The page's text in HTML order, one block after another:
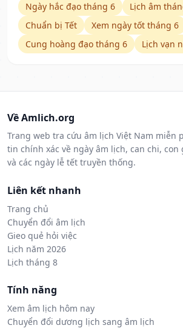
Ngày hắc đạo tháng 6
Lịch âm
Chuẩn bị Tết
Xem ngày tốt tháng 6
Cung hoàng đạo tháng 6
Lịch vạn
Về Amlich.org
Trang web tra cứu âm lịch Việt Nam miễn
tin chính xác về ngày âm lịch, can chi, con
và các ngày lễ tết truyền thống.
Liên kết nhanh
Trang chủ
Chuyển đổi âm lịch
Gieo quẻ hỏi việc
Lịch năm 2026
Lịch tháng 8
Tính năng
Xem âm lịch hôm nay
Chuyển đổi dương lịch sang âm lịch